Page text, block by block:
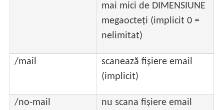
mai mici de DIMENSIUNE
megaocteți (implicit 0 =
nelimitat)
/mail
scanează fișiere email
(implicit)
/no-mail nu scana fișiere email